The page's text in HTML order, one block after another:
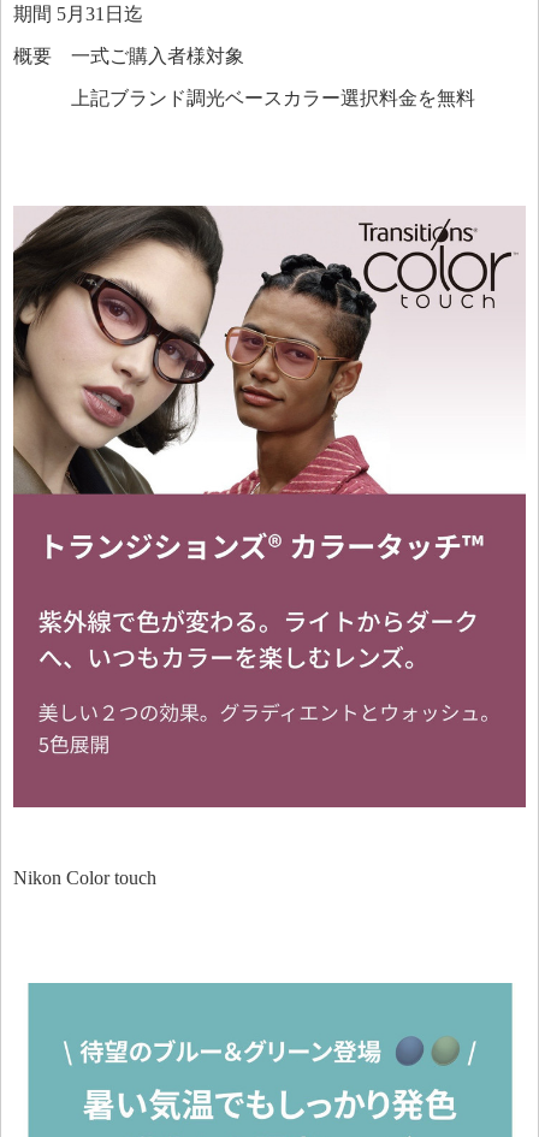
期間 5月31日迄
概要 一式ご購入者様対象
上記ブランド調光ベースカラー選択料金を無料
Nikon Color touch